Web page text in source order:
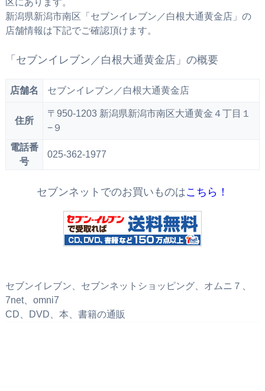
新潟県新潟市南区「セブンイレブン／白根大通黄金店」の
店舗情報は下記でご確認頂けます。
「セブンイレブン／白根大通黄金店」の概要
店舗名 セブンイレブン／白根大通黄金店
住所
〒950-1203 新潟県新潟市南区大通黄金４丁目１
−９
電話番
号
025-362-1977
セブンネットでのお買いものはこちら！
セブンイレブン、セブンネットショッピング、オムニ７、
7net、omni7
CD、DVD、本、書籍の通販